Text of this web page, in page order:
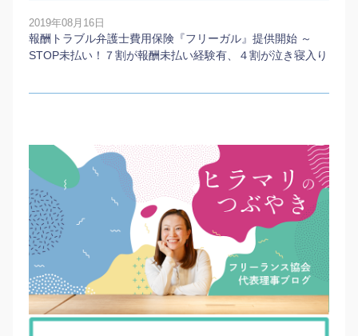
2019年08月16日
報酬トラブル弁護士費用保険『フリーガル』提供開始 ～
STOP未払い！７割が報酬未払い経験有、４割が泣き寝入り